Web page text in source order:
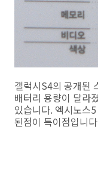
갤럭시S4의 공개된
배터리 용량이 달라
있습니다. 엑시노스
된점이 특이점입니